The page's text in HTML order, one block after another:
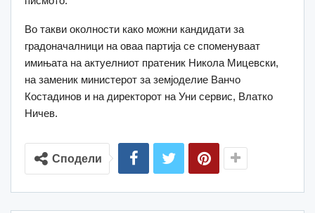
Во такви околности како можни кандидати за
градоначалници на оваа партија се споменуваат
имињата на актуелниот пратеник Никола Мицевски,
на заменик министерот за земјоделие Ванчо
Костадинов и на директорот на Уни сервис, Влатко
Ничев.
Сподели